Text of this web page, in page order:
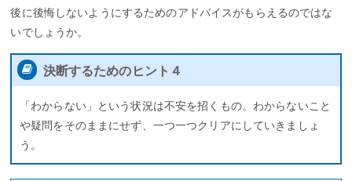
後に後悔しないようにするためのアドバイスがもらえるのではな
いでしょうか。
決断するためのヒント４
「わからない」という状況は不安を招くもの。わからないこと
や疑問をそのままにせず、一つ一つクリアにしていきましょ
う。